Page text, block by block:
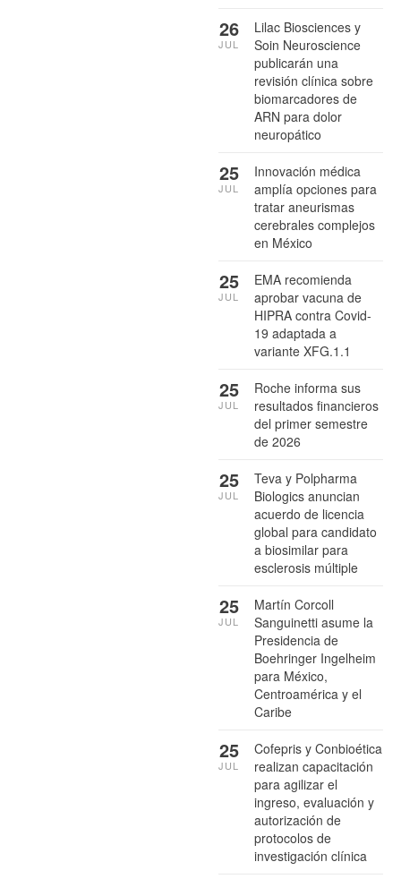
Lilac Biosciences y
Soin Neuroscience
publicarán una
revisión clínica sobre
biomarcadores de
ARN para dolor
neuropático
26
JUL
Innovación médica
amplía opciones para
tratar aneurismas
cerebrales complejos
en México
25
JUL
EMA recomienda
aprobar vacuna de
HIPRA contra Covid-
19 adaptada a
variante XFG.1.1
25
JUL
Roche informa sus
resultados financieros
del primer semestre
de 2026
25
JUL
Teva y Polpharma
Biologics anuncian
acuerdo de licencia
global para candidato
a biosimilar para
esclerosis múltiple
25
JUL
Martín Corcoll
Sanguinetti asume la
Presidencia de
Boehringer Ingelheim
para México,
Centroamérica y el
Caribe
25
JUL
Cofepris y Conbioética
realizan capacitación
para agilizar el
ingreso, evaluación y
autorización de
protocolos de
investigación clínica
25
JUL